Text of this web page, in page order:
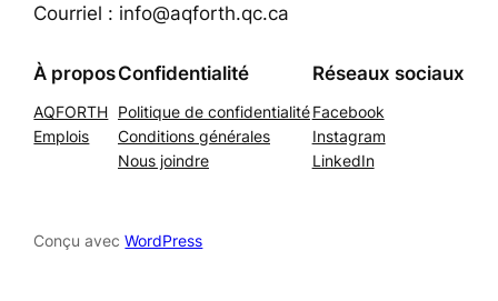
Courriel : info@aqforth.qc.ca
À propos
AQFORTH
Emplois
Confidentialité
Politique de confidentialité
Conditions générales
Nous joindre
Réseaux sociaux
Facebook
Instagram
LinkedIn
Conçu avecWordPress